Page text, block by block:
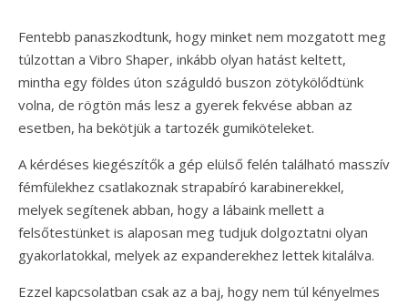
Fentebb panaszkodtunk, hogy minket nem mozgatott meg
túlzottan a Vibro Shaper, inkább olyan hatást keltett,
mintha egy földes úton száguldó buszon zötykölődtünk
volna, de rögtön más lesz a gyerek fekvése abban az
esetben, ha bekötjük a tartozék gumiköteleket.
A kérdéses kiegészítők a gép elülső felén található masszív
fémfülekhez csatlakoznak strapabíró karabinerekkel,
melyek segítenek abban, hogy a lábaink mellett a
felsőtestünket is alaposan meg tudjuk dolgoztatni olyan
gyakorlatokkal, melyek az expanderekhez lettek kitalálva.
Ezzel kapcsolatban csak az a baj, hogy nem túl kényelmes